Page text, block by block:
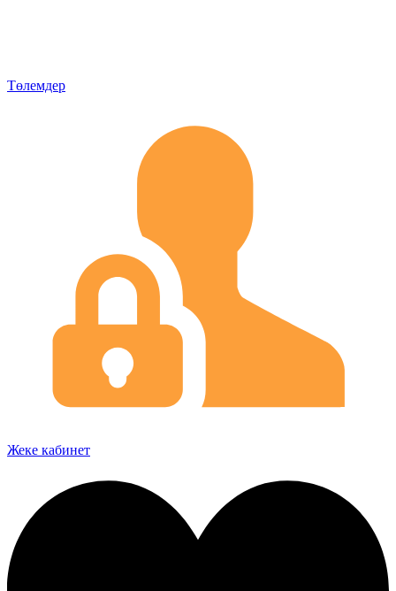
Төлемдер
Жеке кабинет